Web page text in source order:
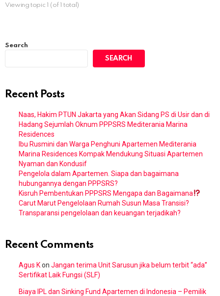
Viewing topic 1 (of 1 total)
Search
SEARCH
Recent Posts
Naas, Hakim PTUN Jakarta yang Akan Sidang PS di Usir dan di
Hadang Sejumlah Oknum PPPSRS Mediterania Marina
Residences
Ibu Rusmini dan Warga Penghuni Apartemen Mediterania
Marina Residences Kompak Mendukung Situasi Apartemen
Nyaman dan Kondusif
Pengelola dalam Apartemen. Siapa dan bagaimana
hubungannya dengan PPPSRS?
Kisruh Pembentukan PPPSRS Mengapa dan Bagaimana
Carut Marut Pengelolaan Rumah Susun Masa Transisi?
Transparansi pengelolaan dan keuangan terjadikah?
Recent Comments
Agus Kon Jangan terima Unit Sarusun jika belum terbit “ada”
Sertifikat Laik Fungsi (SLF)
Biaya IPL dan Sinking Fund Apartemen di Indonesia – Pemilik